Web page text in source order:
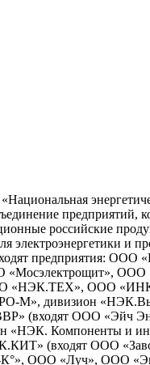
предприятий,
российские
электроэнергетики и
предприятия: ООО
«Мосэлектрощит»,
«НЭК.ТЕХ», ООО
М», дивизион
(входят ООО «Эйч
«НЭК. Компоненты и
(входят ООО
ООО «Луч», ООО